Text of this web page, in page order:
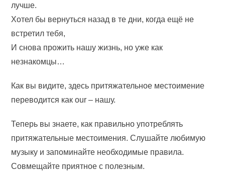
лучше.
Хотел бы вернуться назад в те дни, когда ещё не
встретил тебя,
И снова прожить нашу жизнь, но уже как
незнакомцы…
Как вы видите, здесь притяжательное местоимение
переводится как our – нашу.
Теперь вы знаете, как правильно употреблять
притяжательные местоимения. Слушайте любимую
музыку и запоминайте необходимые правила.
Совмещайте приятное с полезным.